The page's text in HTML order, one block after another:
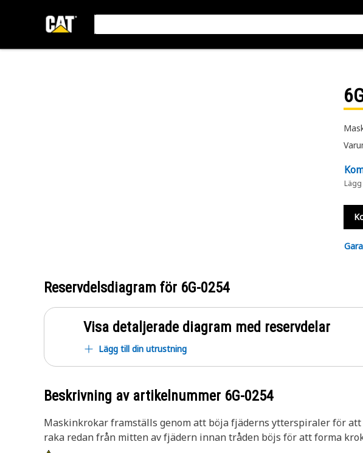
Reservdelsdiagram för 6G-0254
Visa detaljerade diagram med reservdelar
Lägg till din utrustning
Beskrivning av artikelnummer 6G-0254
Maskinkrokar framställs genom att böja fjäderns ytterspiraler för
raka redan från mitten av fjädern innan tråden böjs för att forma